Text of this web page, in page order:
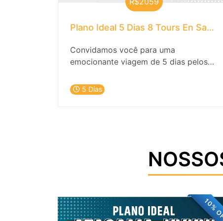
Plano Ideal 5 Dias 8 Tours En
Convidamos você para uma
emocionante viagem de 5 dias pelos
Pedro de Atacama. Descubra a magia
do deserto, os céus estrelados e as
5 Días
10%